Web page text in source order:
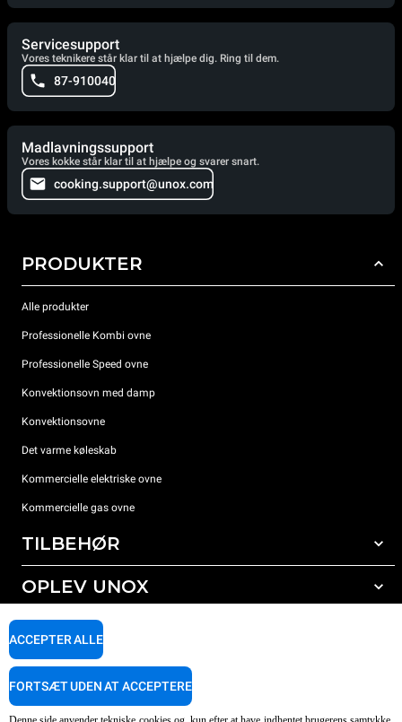
Servicesupport
Vores teknikere står klar til at hjælpe dig. Ring til dem.
87-910040
Madlavningssupport
Vores kokke står klar til at hjælpe og svarer snart.
cooking.support@unox.com
PRODUKTER
Alle produkter
Professionelle Kombi ovne
Professionelle Speed ovne
Konvektionsovn med damp
Konvektionsovne
Det varme køleskab
Kommercielle elektriske ovne
Kommercielle gas ovne
TILBEHØR
Alt tilbehør
Rengøringsmidler til manuel vask
OPLEV UNOX
Vores kontorer rundt om i verden
SUPPORT
ACCEPTER ALLE
FORTSÆT UDEN AT ACCEPTERE